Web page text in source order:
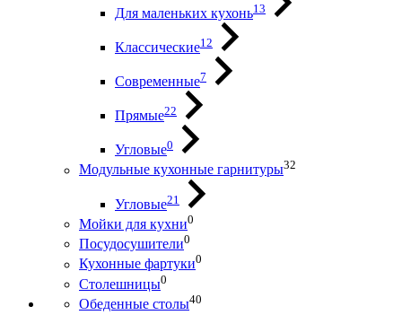
Для маленьких кухонь13
Классические12
Современные7
Прямые22
Угловые0
Модульные кухонные гарнитуры32
Угловые21
Мойки для кухни0
Посудосушители0
Кухонные фартуки0
Столешницы0
Обеденные столы40